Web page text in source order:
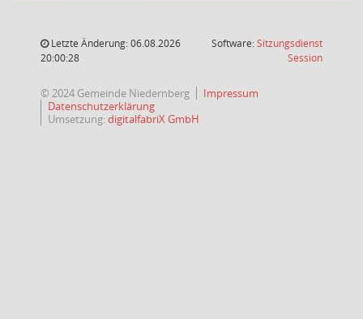
Letzte Änderung: 06.08.2026
20:00:28
Software:Sitzungsdienst
Session(Wird in
© 2024 Gemeinde Niedernberg
Impressum
Datenschutzerklärung
Umsetzung:digitalfabriX GmbH